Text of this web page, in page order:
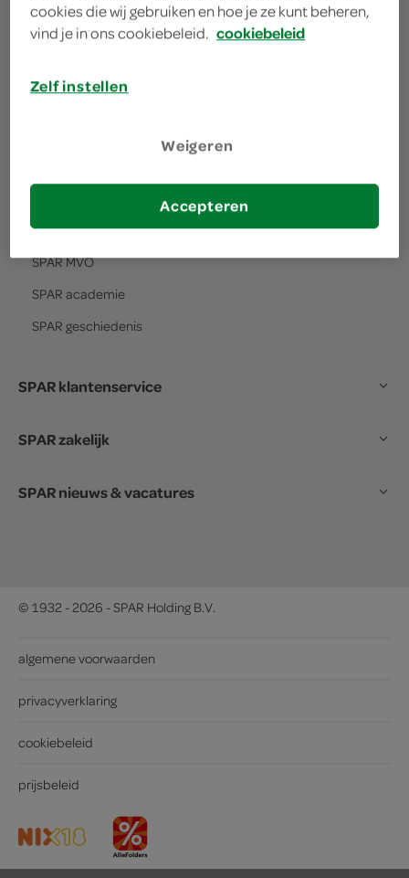
Volg SPAR op instagram
SPARformule
SPARMVO
SPAR academie
SPAR geschiedenis
SPAR klantenservice
SPAR zakelijk
SPAR nieuws & vacatures
© 1932 - 2026 - SPAR Holding B.V.
algemene voorwaarden
privacyverklaring
cookiebeleid
prijsbeleid
cookies die wij gebruiken en hoe je ze kunt beheren,
vind je in ons cookiebeleid. cookiebeleid
Zelf instellen
Weigeren
Accepteren